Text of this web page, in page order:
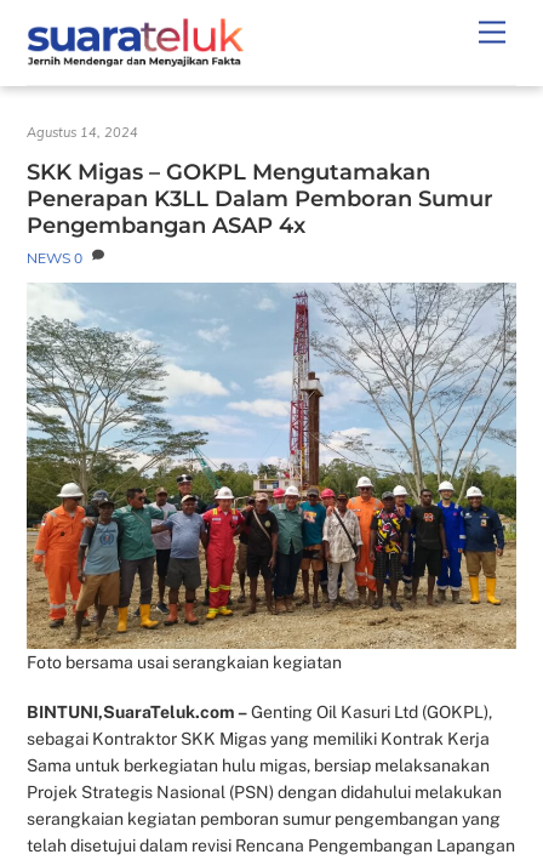
content
Agustus 14, 2024
SKK Migas – GOKPL Mengutamakan
Penerapan K3LL Dalam Pemboran Sumur
Pengembangan ASAP 4x
NEWS 0
Foto bersama usai serangkaian kegiatan
BINTUNI,SuaraTeluk.com –Genting Oil Kasuri Ltd (GOKPL),
sebagai Kontraktor SKK Migas yang memiliki Kontrak Kerja
Sama untuk berkegiatan hulu migas, bersiap melaksanakan
Projek Strategis Nasional (PSN) dengan didahului melakukan
serangkaian kegiatan pemboran sumur pengembangan yang
telah disetujui dalam revisi Rencana Pengembangan Lapangan